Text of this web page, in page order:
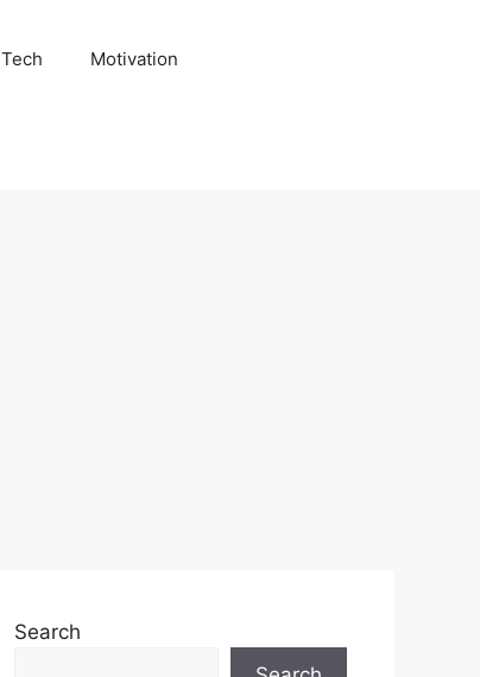
Tech Motivation
Search